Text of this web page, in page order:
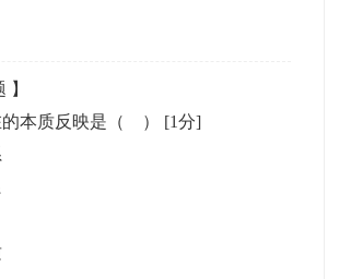
】
的本质反映是（ ） [1分]